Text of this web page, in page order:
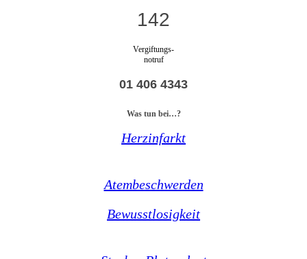
142
Vergiftungs-
notruf
01 406 4343
Was tun bei…?
Herzinfarkt
Atembeschwerden
Bewusstlosigkeit